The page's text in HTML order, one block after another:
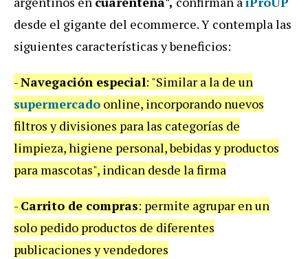
desde el gigante del ecommerce. Y contempla las
siguientes características y beneficios:
-Navegación especial: "Similar a la de un
supermercado online, incorporando nuevos
filtros y divisiones para las categorías de
limpieza, higiene personal, bebidas y productos
para mascotas", indican desde la firma
- Carrito de compras: permite agrupar en un
solo pedido productos de diferentes
publicaciones y vendedores